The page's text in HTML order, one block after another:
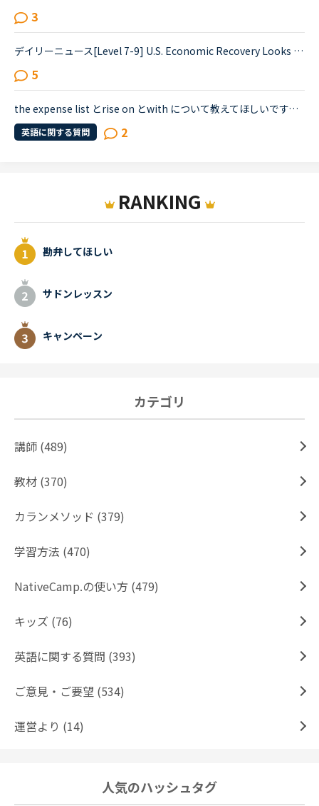
3
デイリーニュース[Level 7-9] U.S. Economic Recovery Looks Bleakの1つの文が訳せません。教えていただけると嬉しいです。Economists are downgrading their expectations for the strength of the economic rec...
5
the expense list とrise on とwith について教えてほしいです。デイリーニュースワールド194 The Cost of Cities for Expat中のJapanese cities all fell on the expense list as the yen weakened.の文中にある...
英語に関する質問 2
RANKING
勘弁してほしい
サドンレッスン
キャンペーン
カテゴリ
講師 (489)
教材 (370)
カランメソッド (379)
学習方法 (470)
NativeCamp.の使い方 (479)
キッズ (76)
英語に関する質問 (393)
ご意見・ご要望 (534)
運営より (14)
人気のハッシュタグ